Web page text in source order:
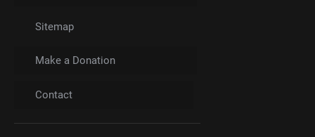
Sitemap
Make a Donation
Contact